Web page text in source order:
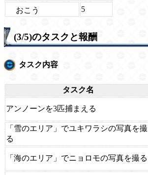
おこう
5
(3/5)のタスクと報酬
タスク内容
タスク名
アンノーンを3匹捕まえる
「雪のエリア」でユキワラシの写真を撮
る
「海のエリア」でニョロモの写真を撮る